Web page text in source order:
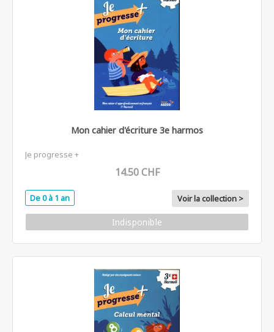
Mon cahier d'écriture 3e harmos
Je progresse +
14.50 CHF
De 0 à 1 an Voir la collection >
Indisponible